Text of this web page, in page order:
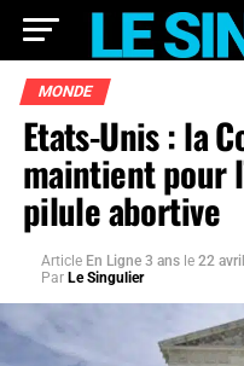
MONDE
Etats-Unis : la
maintient pour
pilule abortive
Article En Ligne 3 ans le 22
Par Le Singulier